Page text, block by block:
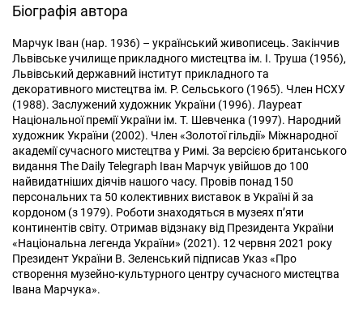
Біографія автора
Марчук Іван (нар. 1936) – український живописець. Закінчив
Львівське училище прикладного мистецтва ім. І. Труша (1956),
Львівський державний інститут прикладного та
декоративного мистецтва ім. Р. Сельського (1965). Член НСХУ
(1988). Заслужений художник України (1996). Лауреат
Національної премії України ім. Т. Шевченка (1997). Народний
художник України (2002). Член «Золотої гільдії» Міжнародної
академії сучасного мистецтва у Римі. За версією британського
видання The Daily Telegraph Іван Марчук увійшов до 100
найвидатніших діячів нашого часу. Провів понад 150
персональних та 50 колективних виставок в Україні й за
кордоном (з 1979). Роботи знаходяться в музеях п’яти
континентів світу. Отримав відзнаку від Президента України
«Національна легенда України» (2021). 12 червня 2021 року
Президент України В. Зеленський підписав Указ «Про
створення музейно-культурного центру сучасного мистецтва
Івана Марчука».